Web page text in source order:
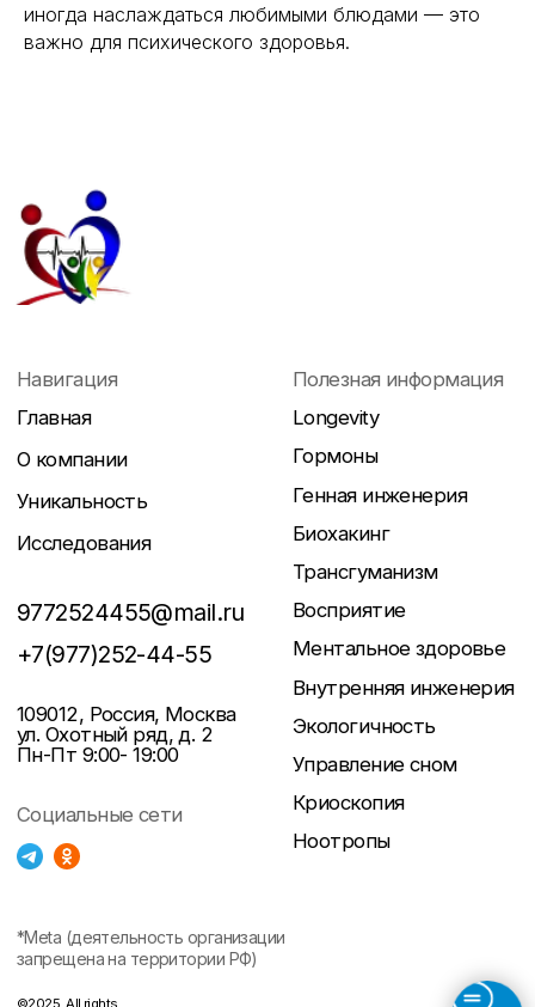
иногда наслаждаться любимыми блюдами — это
важно для психического здоровья.